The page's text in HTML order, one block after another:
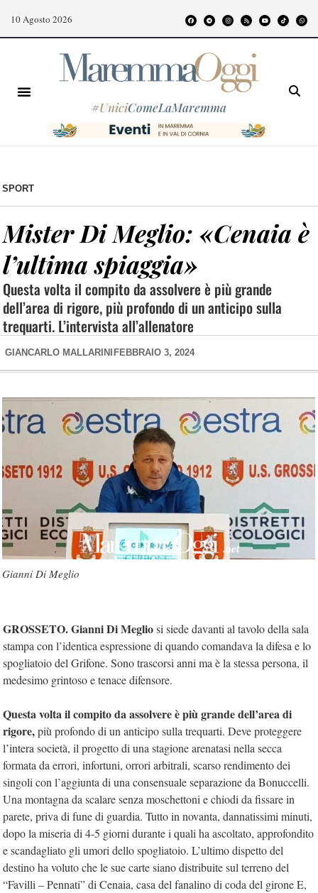
10 Agosto 2026
#UniciComeLaMaremma
SPORT
Mister Di Meglio: «Cenaia è
l’ultima spiaggia»
Questa volta il compito da assolvere è più grande
dell’area di rigore, più profondo di un anticipo sulla
trequarti. L’intervista all’allenatore
GIANCARLO MALLARINI FEBBRAIO 3, 2024
Gianni Di Meglio
GROSSETO.Gianni Di Megliosi siede davanti al tavolo della sala
stampa con l’identica espressione di quando comandava la difesa e lo
spogliatoio del Grifone. Sono trascorsi anni ma è la stessa persona, il
medesimo grintoso e tenace difensore.
Questa volta il compito da assolvere è più grande dell’area di
rigore,più profondo di un anticipo sulla trequarti. Deve proteggere
l’intera società, il progetto di una stagione arenatasi nella secca
formata da errori, infortuni, orrori arbitrali, scarso rendimento dei
singoli con l’aggiunta di una consensuale separazione da Bonuccelli.
Una montagna da scalare senza moschettoni e chiodi da fissare in
parete, priva di fune di guardia. Tutto in novanta, dannatissimi minuti,
dopo la miseria di 4-5 giorni durante i quali ha ascoltato, approfondito
e scandagliato gli umori dello spogliatoio. L’ultimo dispetto del
destino ha voluto che le sue carte siano distribuite sul terreno del
“Favilli – Pennati” di Cenaia, casa del fanalino di coda del girone E,